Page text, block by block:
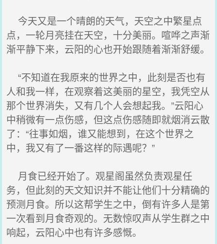
今天又是一个晴朗的天气，天空之中繁星点
点，一轮月亮挂在天空，十分美丽。喧哗之声渐
渐平静下来，云阳的心也开始跟随着渐渐舒缓。
“不知道在我原来的世界之中，此刻是否也有
人和我一样，在观察着这美丽的星空，我凭空从
那个世界消失，又有几个人会想起我。”云阳心
中稍微有一点伤感，但这点伤感随即就烟消云散
了：“往事如烟，谁又能想到，在这个世界之
中，我又有了一番这样的际遇呢？”
月食已经开始了。观星阁虽然负责观星任
务，但此刻的天文知识并不能让他们十分精确的
预测月食。所以这帮学生之中，倒有许多人是第
一次看到月食奇观的。无数惊叹声从学生群之中
响起，云阳心中也有许多感慨。